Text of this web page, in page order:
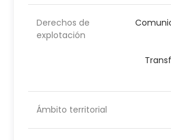
Derechos de
explotación
Ámbito territorial